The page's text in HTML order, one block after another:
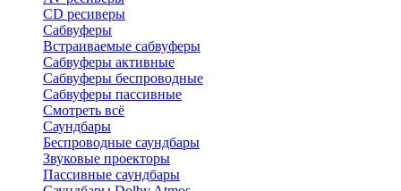
CD ресиверы
Сабвуферы
Встраиваемые сабвуферы
Сабвуферы активные
Сабвуферы беспроводные
Сабвуферы пассивные
Смотреть всё
Саундбары
Беспроводные саундбары
Звуковые проекторы
Пассивные саундбары